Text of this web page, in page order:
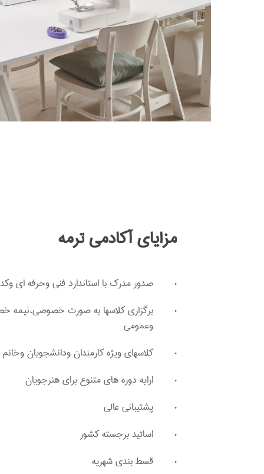
مزایایآکادمیترمه
صدور مدرک با استاندارد فنی وحرفه ای
برگزاری کلاسها به صورت خصوصی،نیمه
وعمومی
کلاسهای ویژه کارمندان ودانشجویان
ارایه دوره های متنوع برای هنرجویان
پشتیبانی عالی
اساتید برجسته کشور
قسط بندی شهریه